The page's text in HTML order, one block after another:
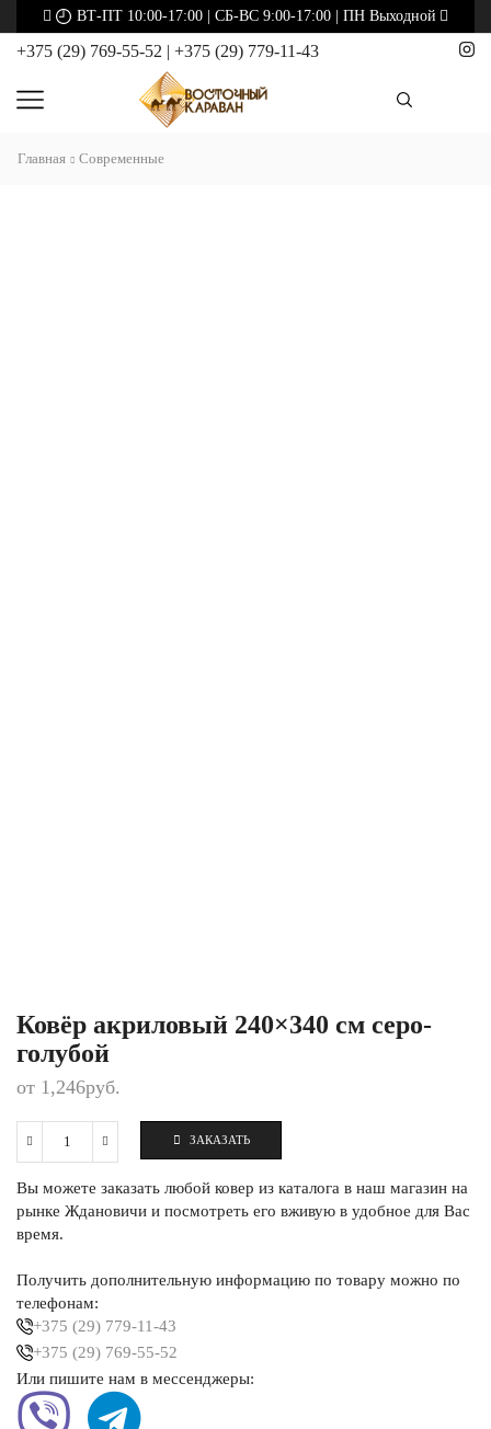
ВТ-ПТ 10:00-17:00 | СБ-ВС 9:00-17:00 | ПН Выходной
+375 (29) 769-55-52 | +375 (29) 779-11-43
Главная Современные
Ковёр акриловый 240×340 см серо-
голубой
от 1,246руб.
Количество
акриловый
240×340
ЗАКАЗАТЬ
Вы можете заказать любой ковер из каталога в наш магазин на
рынке Ждановичи и посмотреть его вживую в удобное для Вас
время.
Получить дополнительную информацию по товару можно по
телефонам:
+375 (29) 779-11-43
+375 (29) 769-55-52
Или пишите нам в мессенджеры: